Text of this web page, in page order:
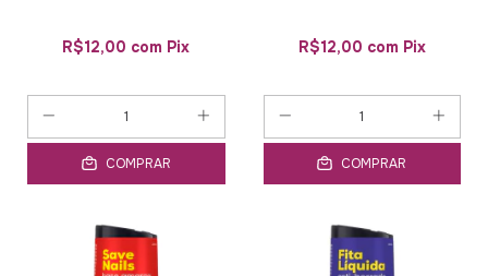
R$12,00 com Pix
COMPRAR
R$12,00 com Pix
COMPRAR